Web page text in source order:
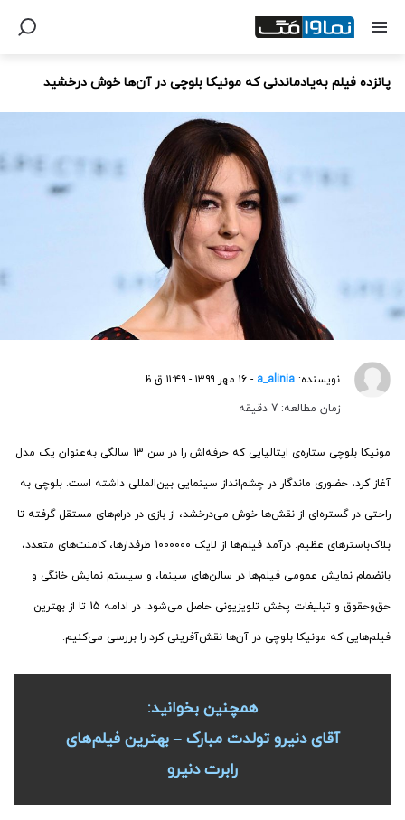
پانزده فیلم به‌یادماندنی که مونیکا بلوچی در آن‌ها خوش درخشید
نویسنده: a_alinia - ۱۶ مهر ۱۳۹۹ - ۱۱:۴۹ ق.ظ
زمان مطالعه: 7 دقیقه
مونیکا بلوچی ستاره‌ی ایتالیایی که حرفه‌اش را در سن 13 سالگی به‌عنوان یک مدل
آغاز کرد، حضوری ماندگار در چشم‌انداز سینمایی بین‌المللی داشته است. بلوچی به
راحتی در گستره‌ای از نقش‌ها خوش می‌درخشد، از بازی در درام‌های مستقل گرفته تا
بلاک‌باسترهای عظیم. درآمد فیلم‌ها از لایک 1000000 طرفدارها، کامنت‌های متعدد،
بانضمام نمایش عمومی فیلم‌ها در سالن‌های سینما، و سیستم‌ نمایش خانگی و
حق‌وحقوق و تبلیغات پخش تلویزیونی حاصل می‌شود. در ادامه 15 تا از بهترین
فیلم‌هایی که مونیکا بلوچی در آن‌ها نقش‌آفرینی کرد را بررسی می‌کنیم.
همچنین بخوانید:
آقای دنیرو تولدت مبارک – بهترین فیلم‌های
رابرت دنیرو